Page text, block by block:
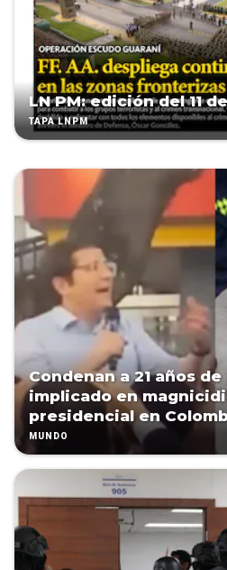
LN PM: edición del 11
TAPA LNPM
Condenan a 21 años
implicado en
presidencial en
MUNDO